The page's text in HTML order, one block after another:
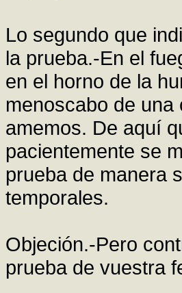
Lo segundo que
la prueba.-En el
en el horno de la
menoscabo de
amemos. De aquí
pacientemente se
prueba de manera
temporales.
Objeción.-Pero
prueba de vuestra